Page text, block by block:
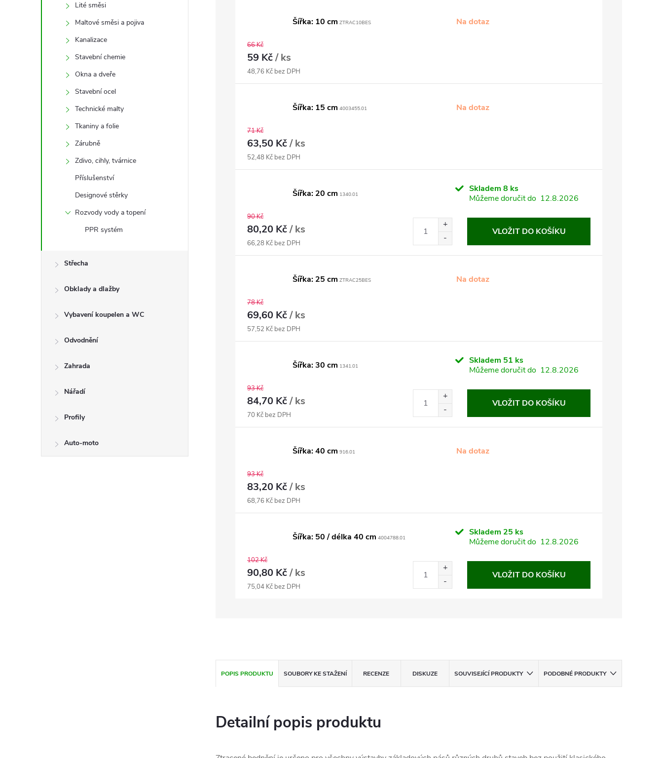
Lité směsi
Maltové směsi a pojiva
Kanalizace
Stavební chemie
Okna a dveře
Stavební ocel
Technické malty
Tkaniny a folie
Zárubně
Zdivo, cihly, tvárnice
Příslušenství
Designové stěrky
Rozvody vody a topení
PPR systém
Střecha
Obklady a dlažby
Vybavení koupelen a WC
Odvodnění
Zahrada
Nářadí
Profily
Auto-moto
Šířka: 10 cm ZTRAC10BES Na dotaz
66 Kč
59 Kč/ ks
48,76 Kč bez DPH
Šířka: 15 cm 4003455.01 Na dotaz
71 Kč
63,50 Kč/ ks
52,48 Kč bez DPH
Šířka: 20 cm 1340.01
Skladem8 ks
Můžeme doručit do 12.8.2026
90 Kč
80,20 Kč/ ks
66,28 Kč bez DPH
VLOŽIT DO KOŠÍKU
Šířka: 25 cm ZTRAC25BES Na dotaz
78 Kč
69,60 Kč/ ks
57,52 Kč bez DPH
Šířka: 30 cm 1341.01
Skladem 51 ks
Můžeme doručit do 12.8.2026
93 Kč
84,70 Kč/ ks
70 Kč bez DPH
VLOŽIT DO KOŠÍKU
Šířka: 40 cm 916.01 Na dotaz
93 Kč
83,20 Kč/ ks
68,76 Kč bez DPH
Šířka: 50 / délka 40 cm 4004788.01
Skladem 25 ks
Můžeme doručit do 12.8.2026
102 Kč
90,80 Kč/ ks
75,04 Kč bez DPH
VLOŽIT DO KOŠÍKU
POPIS PRODUKTU SOUBORY KE STAŽENÍ RECENZE DISKUZE SOUVISEJÍCÍ PRODUKTY PODOBNÉ PRODUKTY
Detailní popis produktu